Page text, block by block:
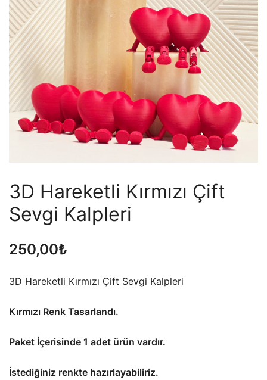
3D Hareketli Kırmızı Çift
Sevgi Kalpleri
250,00₺
3D Hareketli Kırmızı Çift Sevgi Kalpleri
Kırmızı Renk Tasarlandı.
Paket İçerisinde 1 adet ürün vardır.
İstediğiniz renkte hazırlayabiliriz.